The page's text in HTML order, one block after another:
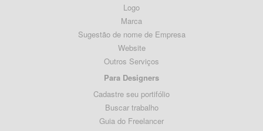
Logo
Marca
Sugestão de nome de Empresa
Website
Outros Serviços
Para Designers
Cadastre seu portifólio
Buscar trabalho
Guia do Freelancer